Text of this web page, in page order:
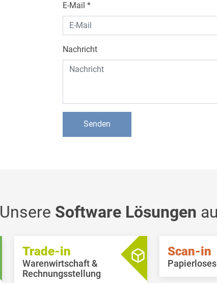
E-Mail *
Nachricht
Unsere Software Lösungen
Trade-in
Warenwirtschaft &
Rechnungsstellung
Scan-in